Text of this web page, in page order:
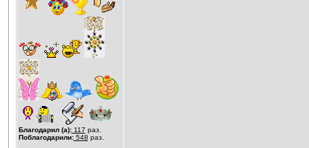
Благодарил (а):117 раз.
Поблагодарили:548 раз.